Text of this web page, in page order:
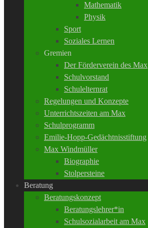
Mathematik
Physik
Sport
Soziales Lernen
Gremien
Der Förderverein des Max
Schulvorstand
Schulelternrat
Regelungen und Konzepte
Unterrichtszeiten am Max
Schulprogramm
Emilie-Hopp-Gedächtnisstiftung
Max Windmüller
Biographie
Stolpersteine
Beratung
Beratungskonzept
Beratungslehrer*in
Schulsozialarbeit am Max